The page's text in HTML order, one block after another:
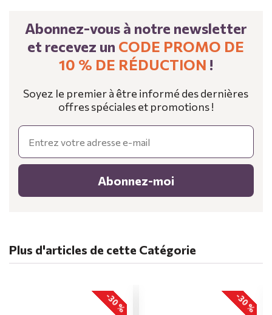
Abonnez-vous à notre newsletter
et recevez un CODE PROMO DE
10 % DE RÉDUCTION !
Soyez le premier à être informé des dernières
offres spéciales et promotions !
Email
Abonnez-moi
Plus d'articles de cette Catégorie
-30 % -30 %